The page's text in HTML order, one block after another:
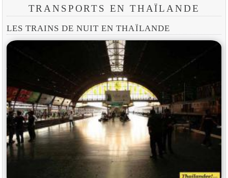
TRANSPORTS EN THAÏLANDE
LES TRAINS DE NUIT EN THAÏLANDE